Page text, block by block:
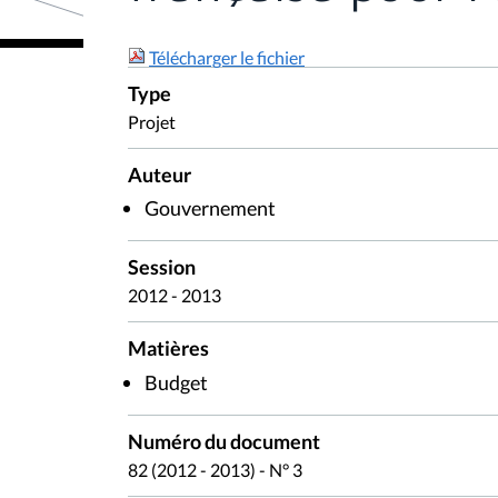
Télécharger le fichier
Type
Projet
Auteur
Gouvernement
Session
2012 - 2013
Matières
Budget
Numéro du document
82 (2012 - 2013) - N° 3